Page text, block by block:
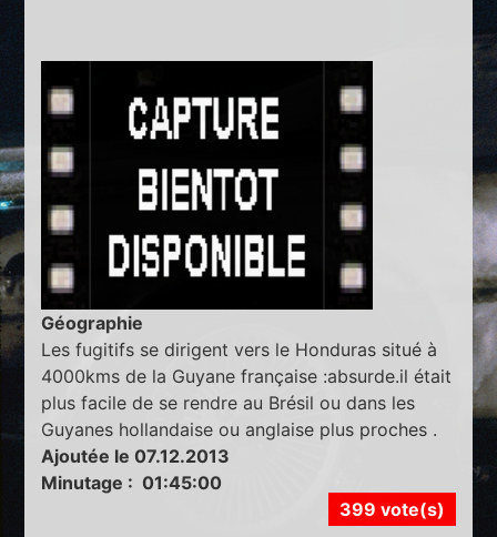
Géographie
Les fugitifs se dirigent vers le Honduras situé à
4000kms de la Guyane française :absurde.il était
plus facile de se rendre au Brésil ou dans les
Guyanes hollandaise ou anglaise plus proches .
Ajoutée le 07.12.2013
Minutage : 01:45:00
399 vote(s)